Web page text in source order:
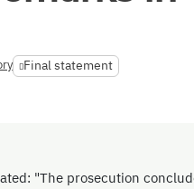
Final statement
"The prosecution